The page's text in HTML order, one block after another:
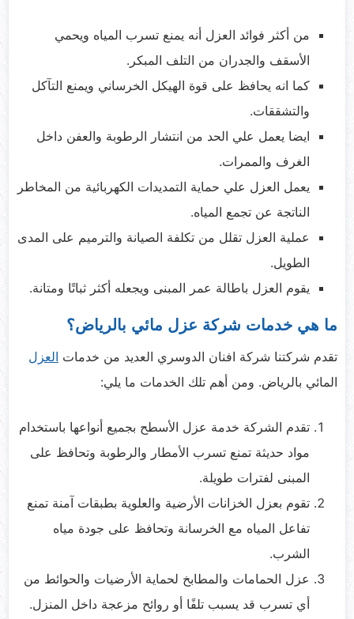
من أكثر فوائد العزل أنه يمنع تسرب المياه ويحمي
الأسقف والجدران من التلف المبكر.
كما انه يحافظ على قوة الهيكل الخرساني ويمنع التآكل
والتشققات.
ايضا يعمل علي الحد من انتشار الرطوبة والعفن داخل
الغرف والممرات.
يعمل العزل علي حماية التمديدات الكهربائية من المخاطر
الناتجة عن تجمع المياه.
عملية العزل تقلل من تكلفة الصيانة والترميم على المدى
الطويل.
يقوم العزل باطالة عمر المبنى ويجعله أكثر ثباتًا ومتانة.
ما هي خدمات شركة عزل مائي بالرياض؟
تقدم شركتنا شركة افنان الدوسري العديد من خدمات العزل
المائي بالرياض. ومن أهم تلك الخدمات ما يلي:
تقدم الشركة خدمة عزل الأسطح بجميع أنواعها باستخدام
مواد حديثة تمنع تسرب الأمطار والرطوبة وتحافظ على
المبنى لفترات طويلة.
تقوم بعزل الخزانات الأرضية والعلوية بطبقات آمنة تمنع
تفاعل المياه مع الخرسانة وتحافظ على جودة مياه
الشرب.
عزل الحمامات والمطابخ لحماية الأرضيات والحوائط من
أي تسرب قد يسبب تلفًا أو روائح مزعجة داخل المنزل.